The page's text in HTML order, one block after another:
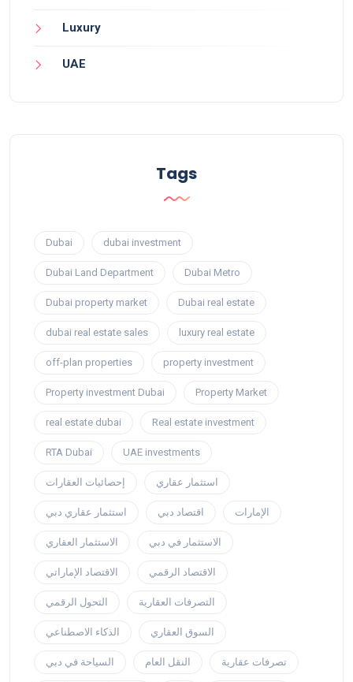
Luxury
UAE
Tags
Dubai dubai investment
Dubai Land Department Dubai Metro
Dubai property market Dubai real estate
dubai real estate sales luxury real estate
off-plan properties property investment
Property investment Dubai Property Market
real estate dubai Real estate investment
RTA Dubai UAE investments
إحصائيات العقارات استثمار عقاري
استثمار عقاري دبي اقتصاد دبي الإمارات
الاستثمار العقاري الاستثمار في دبي
الاقتصاد الإماراتي الاقتصاد الرقمي
التحول الرقمي التصرفات العقارية
الذكاء الاصطناعي السوق العقاري
السياحة في دبي النقل العام تصرفات عقارية